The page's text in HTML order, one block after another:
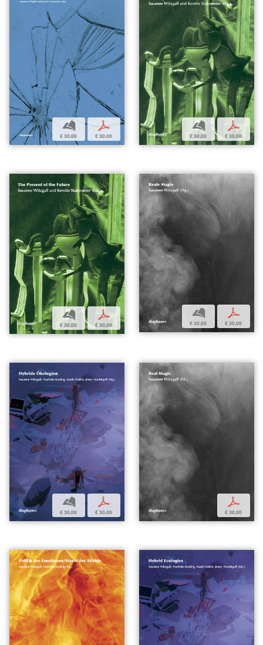
b
€ 30,00
p
€ 30,00
b
€ 30,00
p
€ 30,00
b
€ 30,00
p
€ 30,00
b
€ 30,00
p
€ 30,00
b
€ 30,00
p
€ 30,00
p
€ 30,00